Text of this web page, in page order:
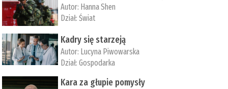
Autor: ­Hanna Shen
Dział:Świat
Kadry się starzeją
Autor: Lucyna Piwowarska
Dział:Gospodarka
Kara za głupie pomysły